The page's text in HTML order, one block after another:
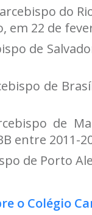
do
em 22 de
de
de
de
entre 2011-
de Porto
o Colégio